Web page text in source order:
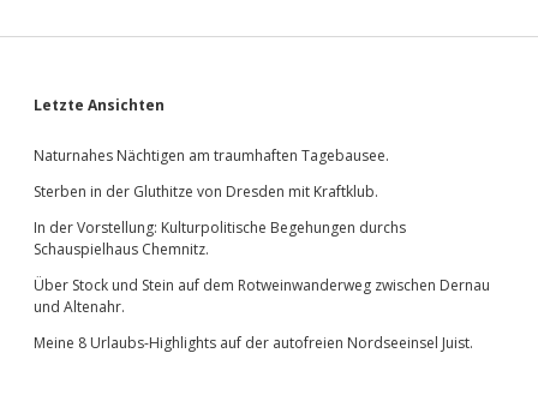
Sidebar
Letzte Ansichten
Naturnahes Nächtigen am traumhaften Tagebausee.
Sterben in der Gluthitze von Dresden mit Kraftklub.
In der Vorstellung: Kulturpolitische Begehungen durchs
Schauspielhaus Chemnitz.
Über Stock und Stein auf dem Rotweinwanderweg zwischen Dernau
und Altenahr.
Meine 8 Urlaubs-Highlights auf der autofreien Nordseeinsel Juist.